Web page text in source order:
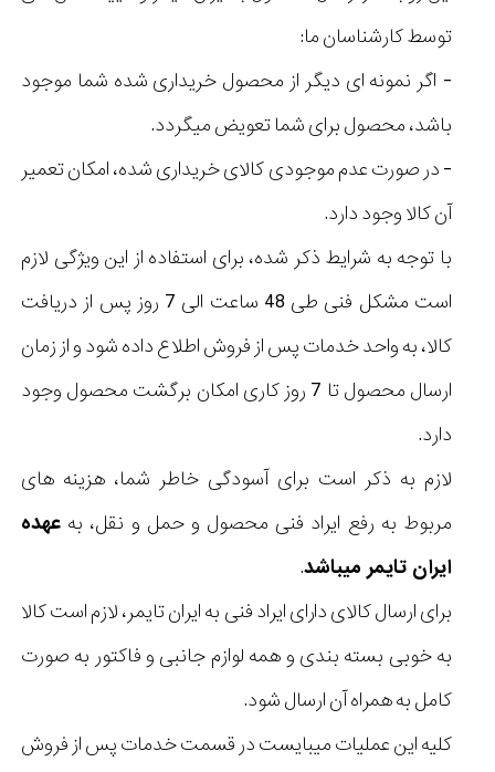
توسط کارشناسان ما:
- اگر نمونه ای دیگر از محصول خریداری شده شما موجود
باشد، محصول برای شما تعویض میگردد.
- در صورت عدم موجودی کالای خریداری شده، امکان تعمیر
آن کالا وجود دارد.
با توجه به شرایط ذکر شده، برای استفاده از این ویژگی لازم
است مشکل فنی طی 48 ساعت الی 7 روز پس از دریافت
کالا، به واحد خدمات پس از فروش اطلاع داده شود و از زمان
ارسال محصول تا 7 روز کاری امکان برگشت محصول وجود
دارد.
لازم به ذکر است برای آسودگی خاطر شما، هزینه های
مربوط به رفع ایراد فنی محصول و حمل و نقل، بهعهده
ایران تایمر میباشد.
برای ارسال کالای دارای ایراد فنی به ایران تایمر، لازم است کالا
به ‏خوبی بسته بندی و همه لوازم جانبی و فاکتور به صورت
کامل به همراه آن ارسال شود.
کلیه این عملیات میبایست در قسمت خدمات پس از فروش